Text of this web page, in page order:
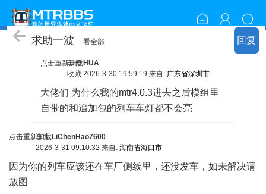
回复
周边问答
求助一波 看全部
点击重新加载
车长 HUA
收藏 2026-3-30 19:59:19 来自: 广东省深圳市
大佬们 为什么我的mtr4.0.3进去之后模组里
自带的和追加包的列车车灯都不会亮
点击重新加载
车头 LiChenHao7600
2026-3-31 09:10:32 来自: 海南省海口市
因为你的列车应该还在车厂侧线里，还没发车，如未解决请
放图